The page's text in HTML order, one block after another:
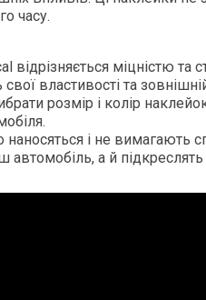
часу.
відрізняється міцністю та
властивості та
розмір і колір
і не вимагають
а й підкреслять